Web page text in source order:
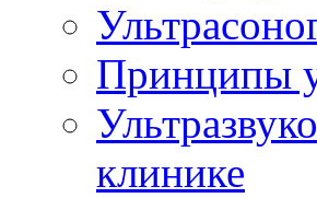
Принципы
клинике